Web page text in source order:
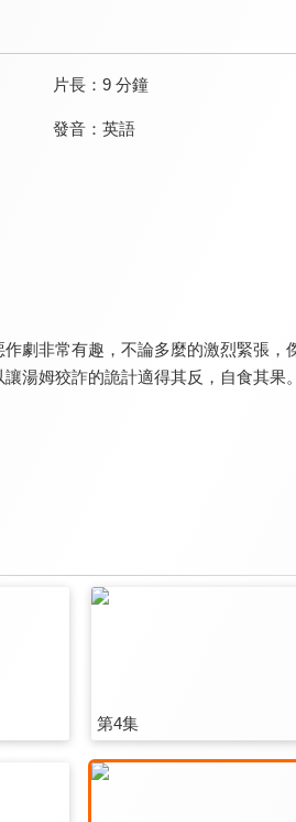
片長： 9 分鐘
發音： 英語
劇非常有趣，不論多麼的激烈緊張
湯姆狡詐的詭計適得其反，自食其
第4集